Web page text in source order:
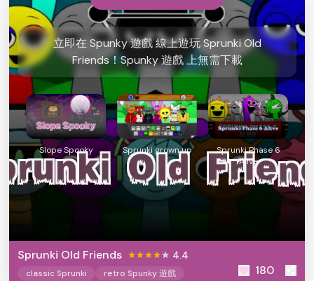
立即在 Spunky 遊戲 線上遊玩 Sprunki Old
Friends！Spunky 遊戲 上無需下載
Slope Spooky Sprunki grown up
Sprunki Phase 6
Alive
Sprunki Old Friends 4.4
classic Sprunki
retro Spunky 遊戲
180